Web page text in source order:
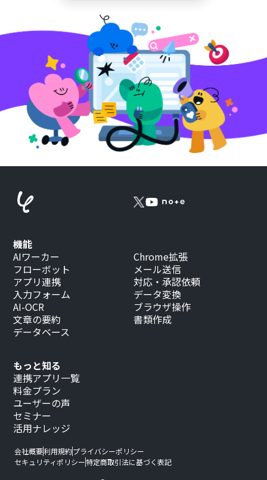
もっと知る
連携アプリ一覧
料金プラン
ユーザーの声
セミナー
活用ナレッジ
機能
AIワーカー
フローボット
アプリ連携
入力フォーム
AI-OCR
文章の要約
データベース
Chrome拡張
メール送信
対応・承認依頼
データ変換
ブラウザ操作
書類作成
会社概要利用規約プライバシーポリシー
セキュリティポリシー特定商取引法に基づく表記